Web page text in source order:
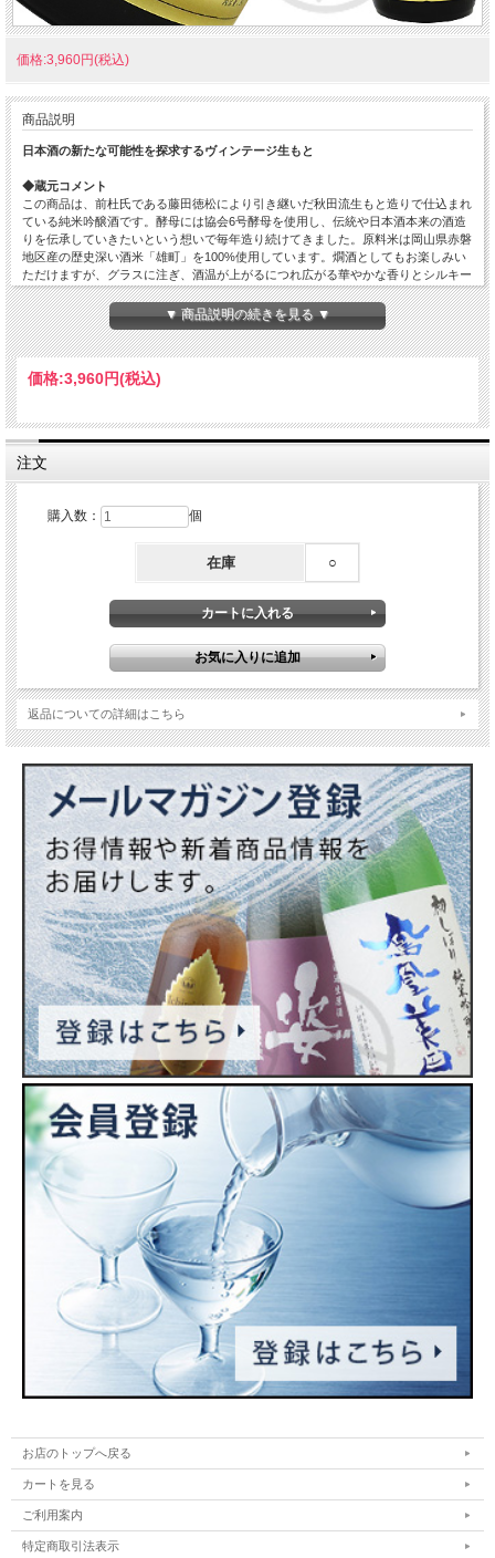
価格:3,960円(税込)
商品説明
日本酒の新たな可能性を探求するヴィンテージ生もと
◆蔵元コメント
この商品は、前杜氏である藤田徳松により引き継いだ秋田流生もと造りで仕込まれ
ている純米吟醸酒です。酵母には協会6号酵母を使用し、伝統や日本酒本来の酒造
りを伝承していきたいという想いで毎年造り続けてきました。原料米は岡山県赤磐
地区産の歴史深い酒米「雄町」を100%使用しています。燗酒としてもお楽しみい
ただけますが、グラスに注ぎ、酒温が上がるにつれ広がる華やかな香りとシルキー
タッチでなめらかな口あたりもお楽しみいただける商品です。
【ラベルより】
この商品は特定地域の岡山県赤磐地区の皆様と一緒に作った「雄町」を贅沢に使用
仕込みにより深みを増した味わいは、夏を越すことで更なるステージへと熟成され
す。我々「鳳凰美田」は皆様に日本酒をもっともっと楽しんでいただきたいと考え
ており、日本酒には大きな可能性が広がっていると感じております。
少し冷えた状態から常温・温燗～熱燗までの全域を考えた味わいを表現し、さらに
れまでの鳳凰美田は、華やか且つフルーティーで口当たりも良く、飲み易い酒質で
に付けて（温めて）このお酒の秘めたパワーを引き出してお楽しみください。１杯
目よりも２杯目。２杯目よりも３杯目と杯を重ねる毎に深い味わいが感じられま
す。旬の肴をつまみながらゆっくり飲みたい。
燗に付けて温めたお酒が、冷めてしまって元の温度に戻ることです。造りの粗悪な
日本酒は、だいたいバランスが崩れてまずくなります。醸造アルコール添加の日本
酒も燗冷ましだと美味しくなくなる傾向にあります。燗冷ましで美味しい日本酒
・原材料…米(国産)・米こうじ(国産米)
・原料米…岡山県赤磐地区産雄町100%
・精米歩合…55%
・日本酒度…+1
・仕込み…秋田流生もと改良型
・アルコール分…16%
▼ 商品説明の続きを見る ▼
価格:3,960円(税込)
注文
購入数： 個
在庫 ○
返品についての詳細はこちら
お店のトップへ戻る
カートを見る
ご利用案内
特定商取引法表示